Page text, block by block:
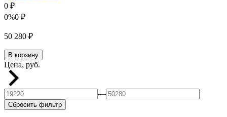
0 ₽
0%0 ₽
50 280 ₽
В корзину
Цена, руб.
—
Сбросить фильтр